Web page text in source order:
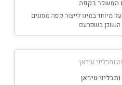
המשכר בקפה
מיוחד במינו לייצור קפה מסוגים
השוכן בשפרעם
טיראן